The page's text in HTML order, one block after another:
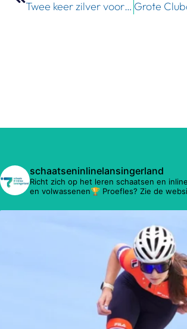
Twee keer zilver voor Pauline Tas op NK Inline Weg
schaatseninlinelansingerland
Richt zich op het leren schaatsen en
en volwassenen🏆 Proefles? Zie de